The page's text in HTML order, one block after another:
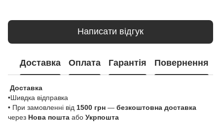
Написати відгук
Доставка Оплата Гарантія Повернення
Доставка
•Шивдка відправка
• При замовленні від 1500 грн — безкоштовна доставка
через Нова пошта або Укрпошта